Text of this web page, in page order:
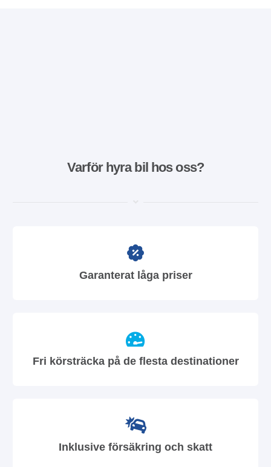
Varför hyra bil hos oss?
Garanterat låga priser
Fri körsträcka på de flesta destinationer
Inklusive försäkring och skatt